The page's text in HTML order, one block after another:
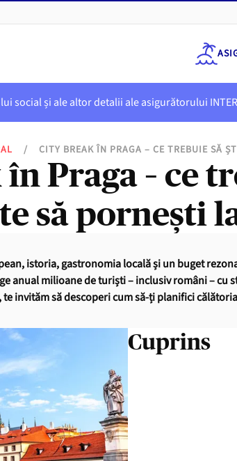
social și ale altor detalii ale asigurătorului INTER
/ CITY BREAK ÎN PRAGA – CE TREBUIE SĂ
Praga – ce
să pornești
istoria, gastronomia locală și un buget
anual milioane de turiști – inclusiv români –
invităm să descoperi cum să-ți planifici
Cuprins